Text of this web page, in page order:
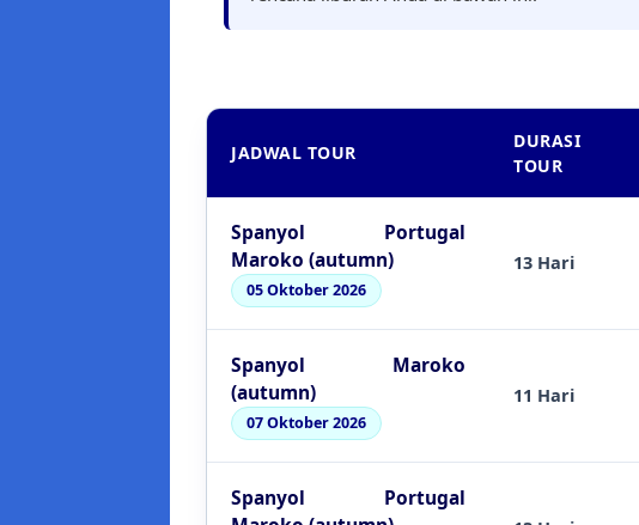
JADWAL TOUR
DURASI
TOUR
Spanyol Portugal
Maroko (autumn)
05 Oktober 2026
13 Hari
Spanyol Maroko
(autumn)
07 Oktober 2026
11 Hari
Spanyol Portugal